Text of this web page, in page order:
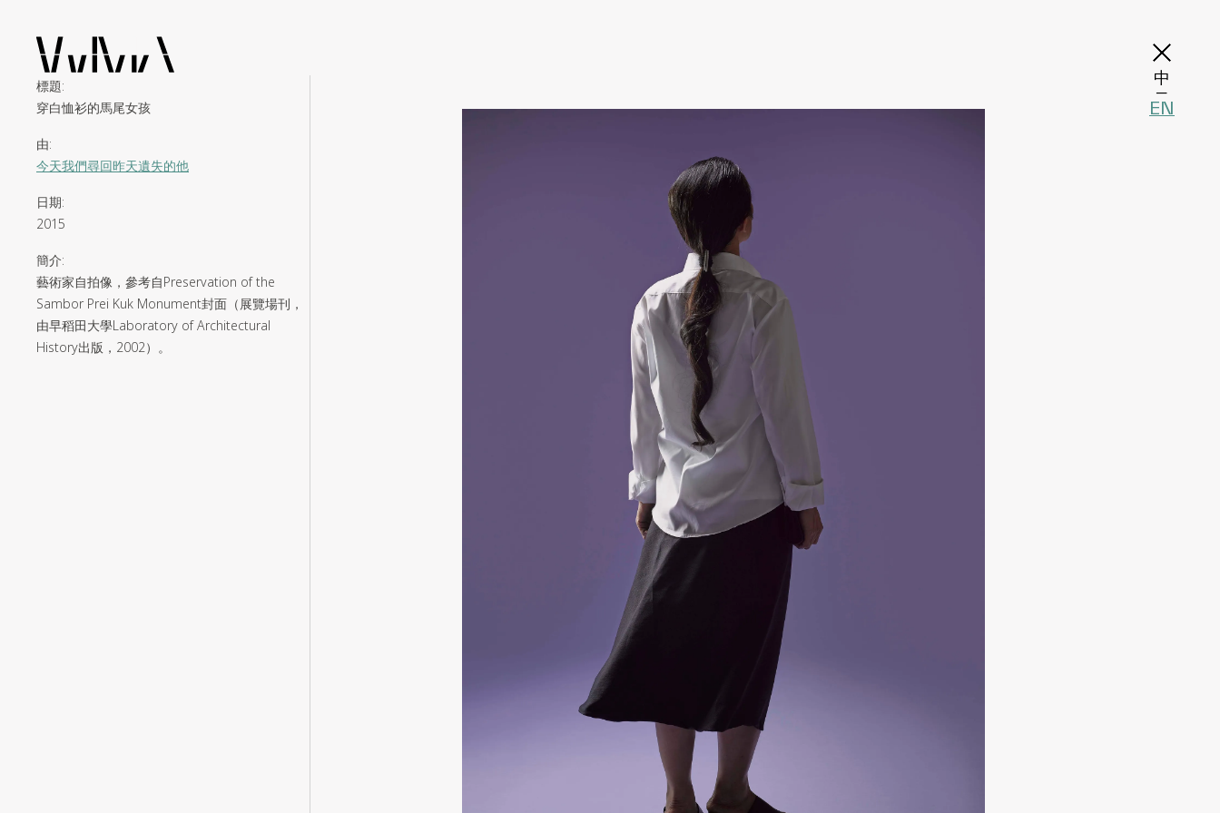
標題:
穿白恤衫的馬尾女孩
由:
今天我們尋回昨天遺失的他
日期:
2015
簡介:
藝術家自拍像，參考自Preservation of the
Sambor Prei Kuk Monument封面（展覽場刊，
由早稻田大學Laboratory of Architectural
History出版，2002）。
中
─
EN